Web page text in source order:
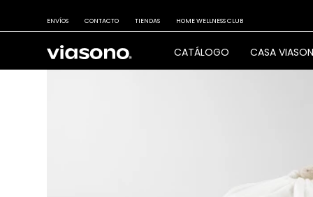
CATÁLOGO CASA
ENVÍOS CONTACTO TIENDAS HOME WELLNESS CLUB